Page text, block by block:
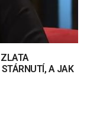
A JAK